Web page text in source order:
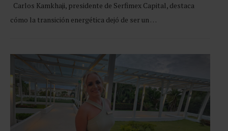
Carlos Kamkhaji, presidente de Serfimex Capital, destaca
cómo la transición energética dejó de ser un …